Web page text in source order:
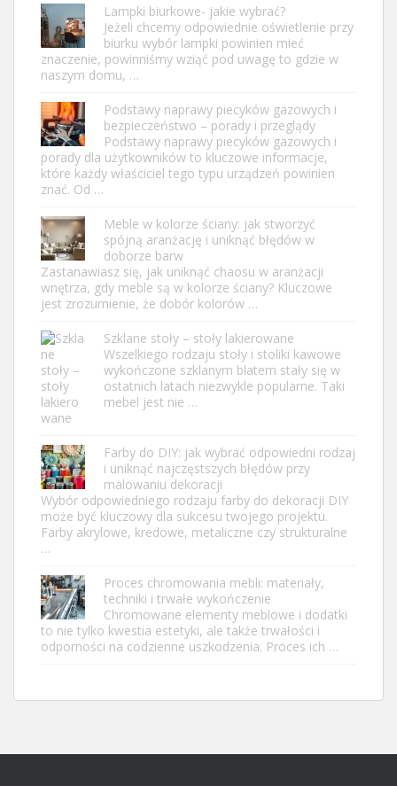
Lampki biurkowe- jakie wybrać?
Jeżeli chcemy odpowiednie oświetlenie przy
biurku wybór lampki powinien mieć
znaczenie, powinniśmy wziąć pod uwagę to gdzie w
naszym domu, …
Podstawy naprawy piecyków gazowych i
bezpieczeństwo – porady i przeglądy
Podstawy naprawy piecyków gazowych i
porady dla użytkowników to kluczowe informacje,
które każdy właściciel tego typu urządzeń powinien
znać. Od …
Meble w kolorze ściany: jak stworzyć
spójną aranżację i uniknąć błędów w
doborze barw
Zastanawiasz się, jak uniknąć chaosu w aranżacji
wnętrza, gdy meble są w kolorze ściany? Kluczowe
jest zrozumienie, że dobór kolorów …
Szklane stoły – stoły lakierowane
Wszelkiego rodzaju stoły i stoliki kawowe
wykończone szklanym blatem stały się w
ostatnich latach niezwykle popularne. Taki
mebel jest nie …
Farby do DIY: jak wybrać odpowiedni rodzaj
i uniknąć najczęstszych błędów przy
malowaniu dekoracji
Wybór odpowiedniego rodzaju farby do dekoracji DIY
może być kluczowy dla sukcesu twojego projektu.
Farby akrylowe, kredowe, metaliczne czy strukturalne
…
Proces chromowania mebli: materiały,
techniki i trwałe wykończenie
Chromowane elementy meblowe i dodatki
to nie tylko kwestia estetyki, ale także trwałości i
odporności na codzienne uszkodzenia. Proces ich …